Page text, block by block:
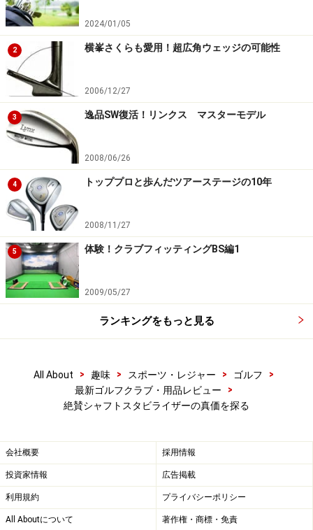
2024/01/05
2 横峯さくらも愛用！超広角ウェッジの可能性
2006/12/27
3 逸品SW復活！リンクス マスターモデル
2008/06/26
4 トッププロと歩んだツアーステージの10年
2008/11/27
5 体験！クラブフィッティングBS編1
2009/05/27
ランキングをもっと見る
All About > 趣味 > スポーツ・レジャー > ゴルフ
>
最新ゴルフクラブ・用品レビュー
>
絶賛シャフトスタビライザーの真価を探る
会社概要 採用情報
投資家情報 広告掲載
利用規約 プライバシーポリシー
All Aboutについて 著作権・商標・免責